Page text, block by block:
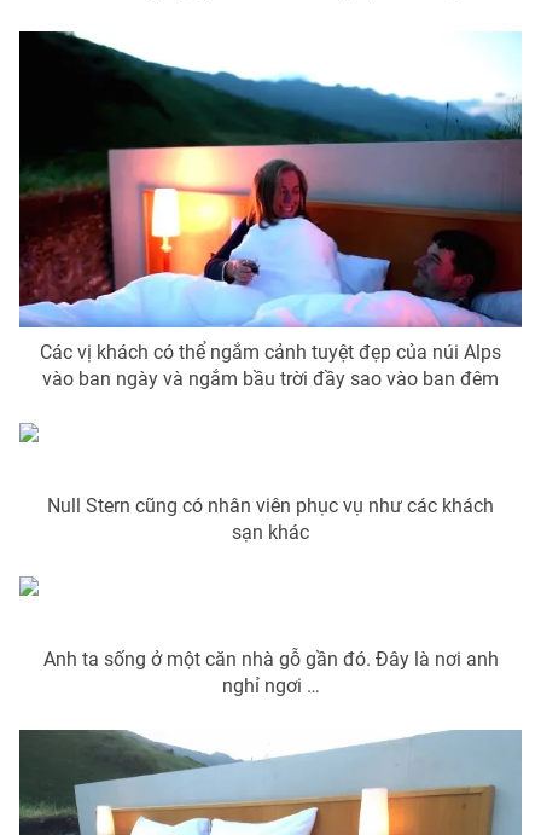
Cơ quan chủ quản:
Cơ quan báo chí:
Thời báo VTV
Giấy phép hoạt động báo in và báo điện tử số 483/GP-BTTTT
cấp ngày 29/12/2023
Tổng Biên tập:Vũ Thanh Thủy
Phó Tổng Biên tập:
Nguyễn Thị Mỹ Hạnh, Phạm Quốc Thắng,
Nguyễn Trọng Ninh
Tổng đài VTV:
024.38 355 931 - 024.38 355 932
Ðiện thoại Thời báo VTV:
024.66 897 897
Email:
toasoan@vtv.vn
Liên hệ quảng cáo:024-7300.7108
thuận bằng văn bản. Ghi rõ nguồn VTV.vn khi phát hành lại
thông tin từ website này.
Các vị khách có thể ngắm cảnh tuyệt đẹp của núi Alps
vào ban ngày và ngắm bầu trời đầy sao vào ban đêm
Null Stern cũng có nhân viên phục vụ như các khách
sạn khác
Anh ta sống ở một căn nhà gỗ gần đó. Đây là nơi anh
nghỉ ngơi …